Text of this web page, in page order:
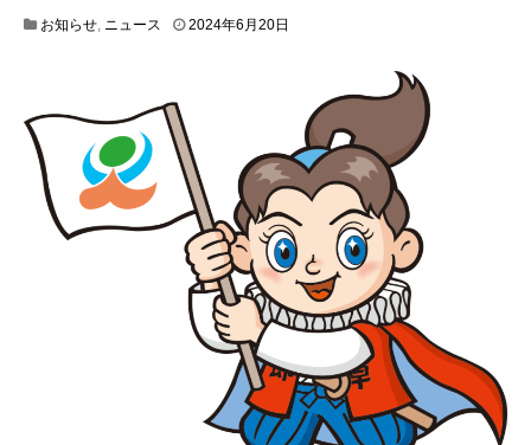
お知らせ, ニュース 2024年6月20日
月
2
0
日